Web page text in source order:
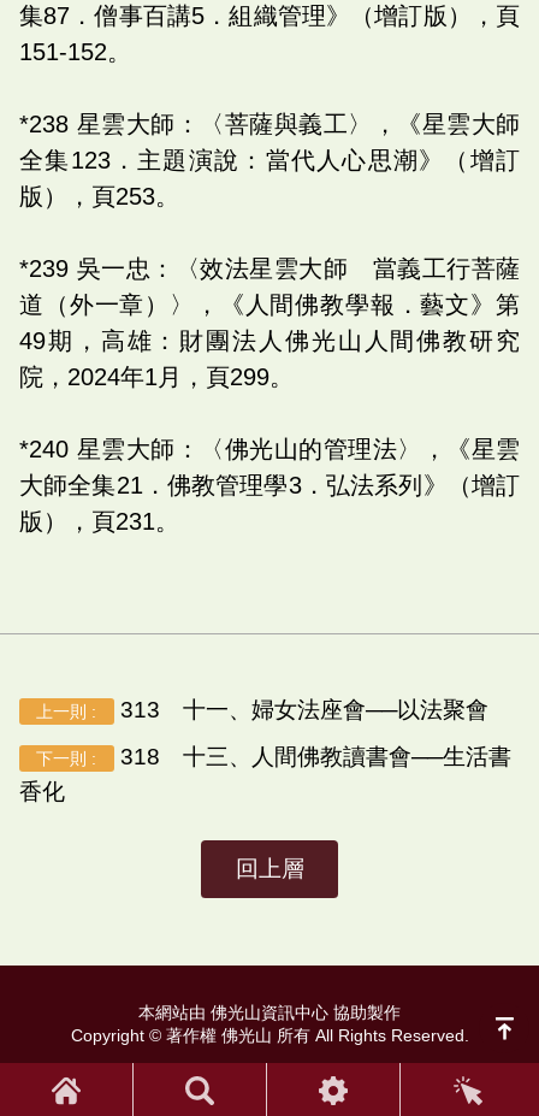
集87．僧事百講5．組織管理》（增訂版），頁
151-152。
*238 星雲大師：〈菩薩與義工〉，《星雲大師
全集123．主題演說：當代人心思潮》（增訂
版），頁253。
*239 吳一忠：〈效法星雲大師 當義工行菩薩
道（外一章）〉，《人間佛教學報．藝文》第
49期，高雄：財團法人佛光山人間佛教研究
院，2024年1月，頁299。
*240 星雲大師：〈佛光山的管理法〉，《星雲
大師全集21．佛教管理學3．弘法系列》（增訂
版），頁231。
上一則 : 313 十一、婦女法座會──以法聚會
下一則 :
318 十三、人間佛教讀書會──生活書
香化
回上層
本網站由 佛光山資訊中心 協助製作
Copyright © 著作權 佛光山 所有 All Rights Reserved.